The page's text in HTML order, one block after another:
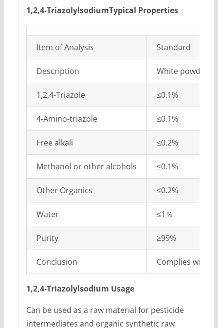
1,2,4-TriazolylsodiumTypical Properties
Item of Analysis Standard
Description White powder
1,2,4-Triazole ≤0.1%
4-Amino-triazole ≤0.1%
Free alkali ≤0.2%
Methanol or other alcohols ≤0.1%
Other Organics ≤0.2%
Water ≤1％
Purity ≥99%
Conclusion Complies with
1,2,4-Triazolylsodium Usage
Can be used as a raw material for pesticide
intermediates and organic synthetic raw